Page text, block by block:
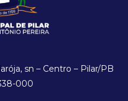
sn – Centro – Pilar/PB
000